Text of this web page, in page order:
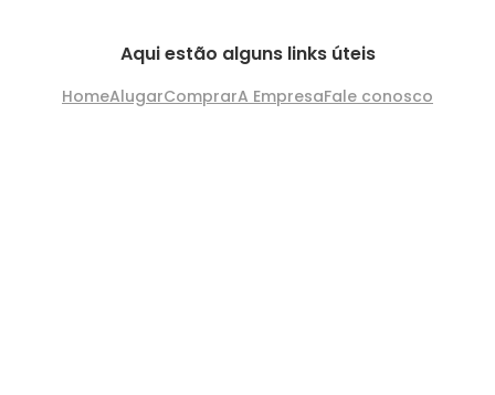
Aqui estão alguns links úteis
HomeAlugarComprarA EmpresaFale conosco